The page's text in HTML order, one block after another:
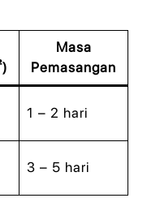
Masa
Pemasangan
1 – 2 hari
3 – 5 hari